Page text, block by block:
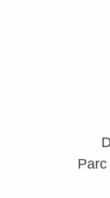
Parc